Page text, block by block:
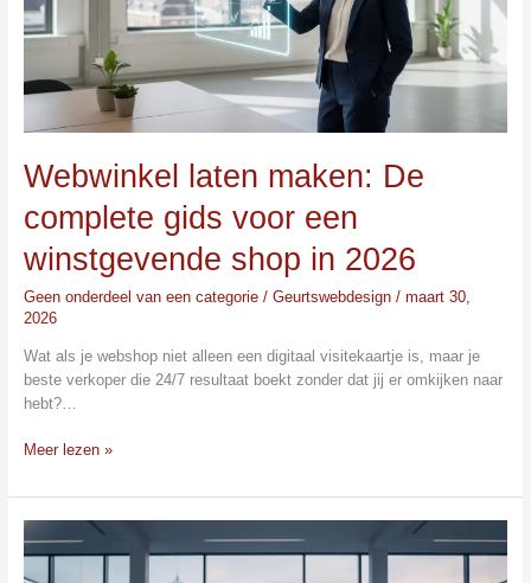
Webwinkel laten maken: De
complete gids voor een
winstgevende shop in 2026
Geen onderdeel van een categorie/ Geurtswebdesign / maart 30,
2026
Wat als je webshop niet alleen een digitaal visitekaartje is, maar je
beste verkoper die 24/7 resultaat boekt zonder dat jij er omkijken naar
hebt?…
voor
een
winstgevende
shop
2026
Meer lezen »
Professionele
Webshop
Laten